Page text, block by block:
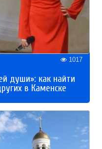
1017
души»: как найти
в Каменске